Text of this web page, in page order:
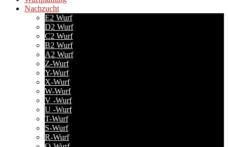
Nachzucht
E2 Wurf
D2 Wurf
C2 Wurf
B2 Wurf
A2 Wurf
Z-Wurf
Y-Wurf
X-Wurf
W-Wurf
V -Wurf
U -Wurf
T-Wurf
S-Wurf
R-Wurf